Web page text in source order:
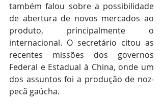
também falou sobre a possibilidade
de abertura de novos mercados ao
produto, principalmente o
internacional. O secretário citou as
recentes missões dos governos
Federal e Estadual à China, onde um
dos assuntos foi a produção de noz-
pecã gaúcha.